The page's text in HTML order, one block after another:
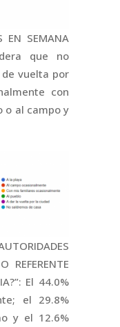
EN SEMANA
que no
de vuelta por
con
o al campo y
REFERENTE
El 44.0%
el 29.8%
y el 12.6%